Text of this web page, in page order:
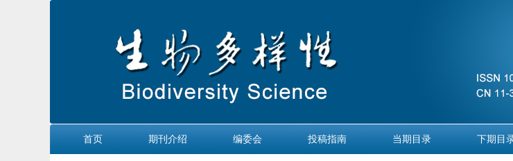
首页 期刊介绍 编委会 投稿指南 当期目录 下期目